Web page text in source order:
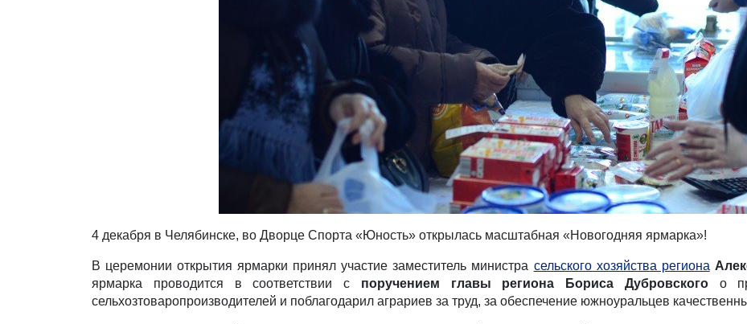
4 декабря в Челябинске, во Дворце Спорта «Юность» открылась масштабная «Новогодняя ярмарка»!
В церемонии открытия ярмарки принял участие заместитель министра сельского хозяйства региона
ярмарка проводится в соответствии с поручением главы региона Бориса Дубровскогоо
сельхозтоваропроизводителей и поблагодарил аграриев за труд, за обеспечение южноуральцев